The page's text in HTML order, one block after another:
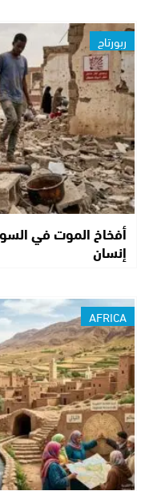
ربورتاج
إنسان
AFRICA